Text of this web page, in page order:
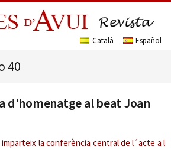
40
d'homenatge al beat Joan
imparteix la conferència central de l´acte a l